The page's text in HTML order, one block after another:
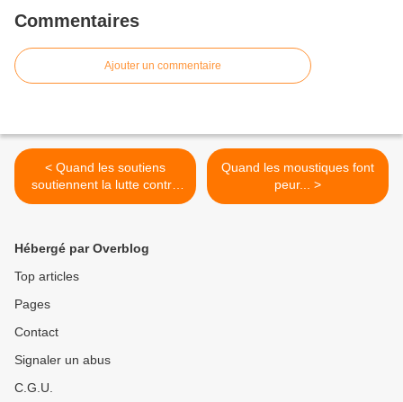
Commentaires
Ajouter un commentaire
< Quand les soutiens
soutiennent la lutte contre
le cancer...
Quand les moustiques font
peur... >
Hébergé par Overblog
Top articles
Pages
Contact
Signaler un abus
C.G.U.